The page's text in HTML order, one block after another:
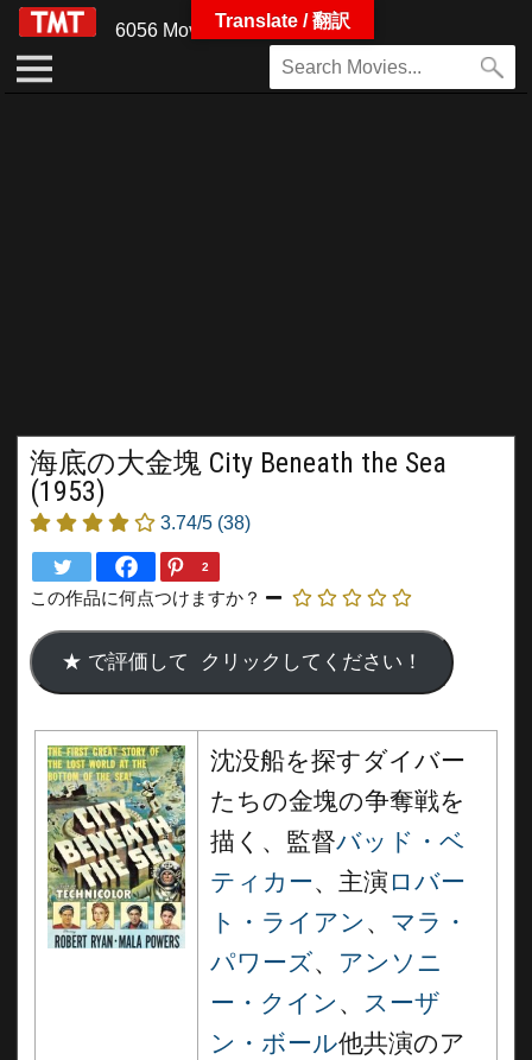
6056 Movies
海底の大金塊 City Beneath the Sea
(1953)
3.74/5 (38)
2
この作品に何点つけますか？
沈没船を探すダイバー
たちの金塊の争奪戦を
描く、監督バッド・ベ
ティカー、主演 ロバー
ト・ライアン 、 マラ・
パワーズ、 アンソニ
ー・クイン 、 スーザ
ン・ボール他共演のア
Translate / 翻訳